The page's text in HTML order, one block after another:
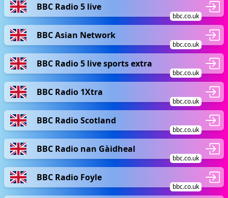
BBC Radio 5 live
bbc.co.uk
BBC Asian Network
bbc.co.uk
BBC Radio 5 live sports extra
bbc.co.uk
BBC Radio 1Xtra
bbc.co.uk
BBC Radio Scotland
bbc.co.uk
BBC Radio nan Gàidheal
bbc.co.uk
BBC Radio Foyle
bbc.co.uk